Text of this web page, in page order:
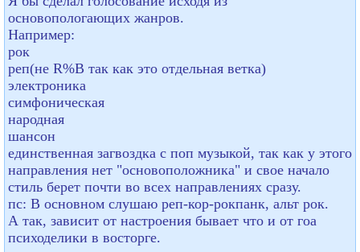
основопологающих жанров.
Например:
рок
реп(не R%B так как это отдельная ветка)
электроника
симфоническая
народная
шансон
единственная загвоздка с поп музыкой, так как у этого
направления нет "основоположника" и свое начало
стиль берет почти во всех направлениях сразу.
пс: В основном слушаю реп-кор-рокпанк, альт рок.
А так, зависит от настроения бывает что и от гоа
психоделики в восторге.